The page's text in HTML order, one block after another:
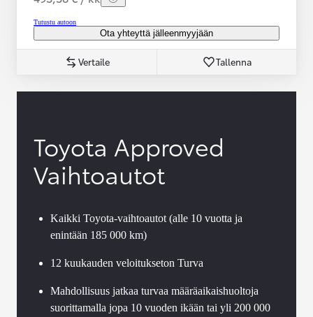
Tutustu autoon
Ota yhteyttä jälleenmyyjään
Vertaile Tallenna
Toyota Approved
Vaihtoautot
Kaikki Toyota-vaihtoautot (alle 10 vuotta ja
enintään 185 000 km)
12 kuukauden veloitukseton Turva
Mahdollisuus jatkaa turvaa määräaikaishuoltoja
suorittamalla jopa 10 vuoden ikään tai yli 200 000